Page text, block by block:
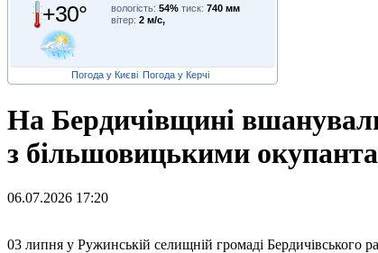
+30° вологість: 54% тиск: 740 мм
вітер: 2 м/с,
Погода у Києві Погода у Керчі
На Бердичівщині вшанували
з більшовицькими
06.07.2026 17:20
03 липня у Ружинській селищній громаді Бердичівського